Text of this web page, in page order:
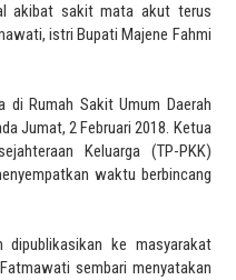
akibat sakit mata akut terus
istri Bupati Majene Fahmi
di Rumah Sakit Umum Daerah
Jumat, 2 Februari 2018. Ketua
Keluarga (TP-PKK)
waktu berbincang
dipublikasikan ke masyarakat
sembari menyatakan